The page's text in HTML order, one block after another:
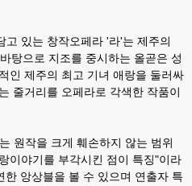
고 있는 창작오페라 '라'는 제주의
탕으로 지조를 중시하는 올곧은 성
인 제주의 최고 기녀 애랑을 둘러싸
줄거리를 오페라로 각색한 작품이
원작을 크게 훼손하지 않는 범위
이야기를 부각시킨 점이 특징"이라
한 앙상블을 볼 수 있으며 연출자 특